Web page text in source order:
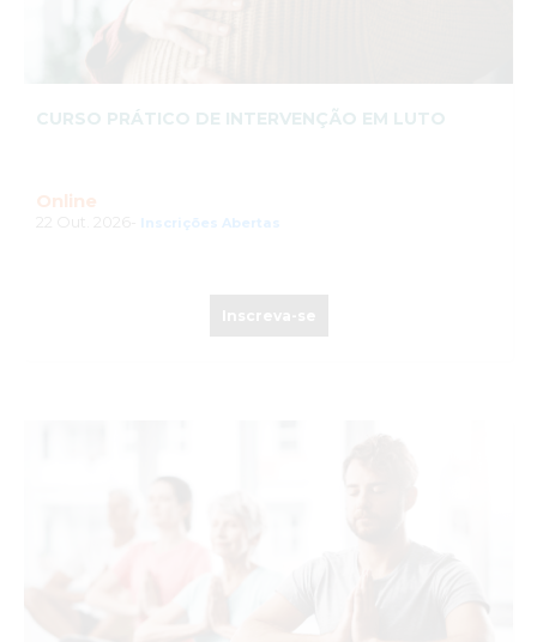
CURSO PRÁTICO DE INTERVENÇÃO EM LUTO
Online
Inscrições Abertas